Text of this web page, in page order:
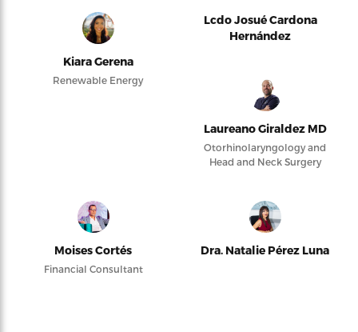
Kiara Gerena
Renewable Energy
Lcdo Josué Cardona
Hernández
Laureano Giraldez MD
Otorhinolaryngology and
Head and Neck Surgery
Moises Cortés
Financial Consultant
Dra. Natalie Pérez Luna